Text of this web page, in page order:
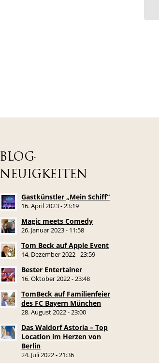
BLOG-
NEUIGKEITEN
Gastkünstler „Mein Schiff“
16. April 2023 - 23:19
Magic meets Comedy
26. Januar 2023 - 11:58
Tom Beck auf Apple Event
14. Dezember 2022 - 23:59
Bester Entertainer
16. Oktober 2022 - 23:48
TomBeck auf Familienfeier
des FC Bayern München
28. August 2022 - 23:00
Das Waldorf Astoria – Top
Location im Herzen von
Berlin
24. Juli 2022 - 21:36